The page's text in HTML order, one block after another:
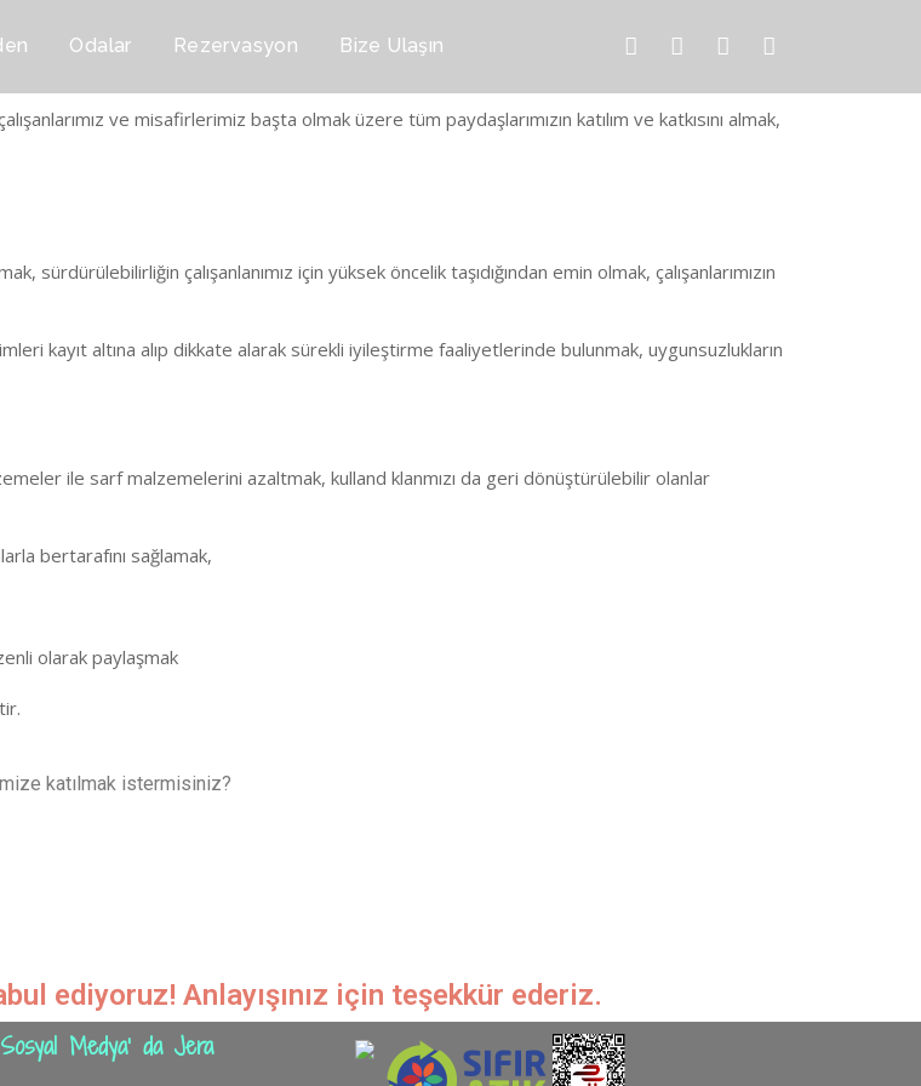
Odalar Rezervasyon Bize Ulaşın
ve misafirlerimiz başta olmak üzere tüm paydaşlarımızın katılım ve katkısını almak,
sürdürülebilirliğin çalışanlanımız için yüksek öncelik taşıdığından emin olmak, çalışanlarımızın
kayıt altına alıp dikkate alarak sürekli iyileştirme faaliyetlerinde bulunmak, uygunsuzlukların
ile sarf malzemelerini azaltmak, kulland klanmızı da geri dönüştürülebilir olanlar
bertarafını sağlamak,
olarak paylaşmak
katılmak istermisiniz?
ediyoruz! Anlayışınız için teşekkür ederiz.
Sosyal Medya' da Jera